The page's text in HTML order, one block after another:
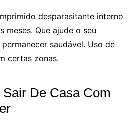
desparasitante interno
meses. Que ajude o seu
saudável. Uso de
certas zonas.
De Casa Com